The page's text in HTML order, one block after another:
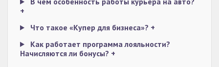
+
Что такое «Купер для бизнеса»? +
Как работает программа лояльности?
Начисляются ли бонусы? +